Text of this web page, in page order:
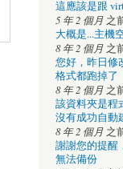
這應該是跟
5 年 2 個月之
大概是...主機
8 年 2 個月之
您好，昨日修
格式都跑掉了
8 年 2 個月之
該資料夾是程
沒有成功自動
8 年 2 個月之
謝謝您的提醒
無法備份